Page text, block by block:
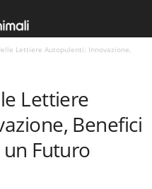
Lettiere Autopulenti: Innovazione,
Lettiere
Benefici
Futuro